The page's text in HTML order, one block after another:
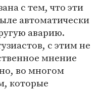
с тем, что эти
автоматически
аварию.
с этим не
мнение
во многом
которые